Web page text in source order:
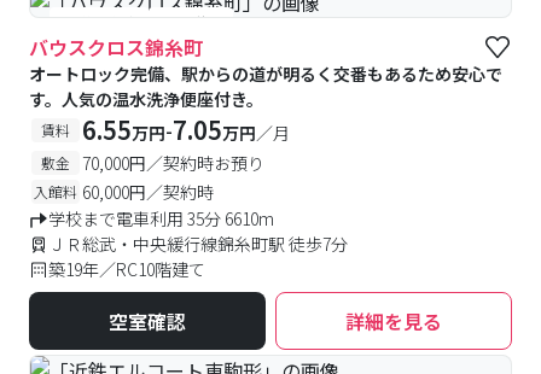
#予約受付中 #空室待ち
バウスクロス錦糸町
オートロック完備、駅からの道が明るく交番もあるため安心で
す。人気の温水洗浄便座付き。
賃料 6.55万円-7.05万円／月
敷金 70,000円／契約時お預り
入館料 60,000円／契約時
学校まで電車利用 35分 6610m
ＪＲ総武・中央緩行線錦糸町駅 徒歩7分
築19年／RC10階建て
空室確認 詳細を見る